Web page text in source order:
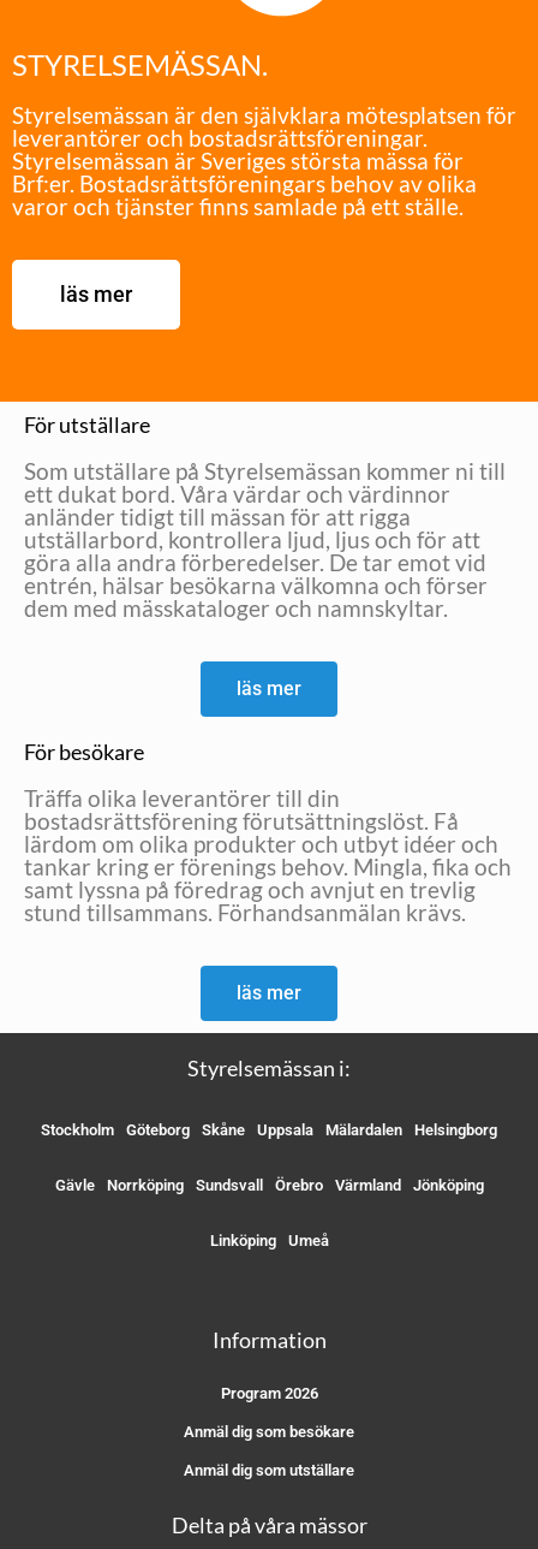
STYRELSEMÄSSAN.
Styrelsemässan är den självklara mötesplatsen för
leverantörer och bostadsrättsföreningar.
Styrelsemässan är Sveriges största mässa för
Brf:er. Bostadsrättsföreningars behov av olika
varor och tjänster finns samlade på ett ställe.
läs mer
För utställare
Som utställare på Styrelsemässan kommer ni till
ett dukat bord. Våra värdar och värdinnor
anländer tidigt till mässan för att rigga
utställarbord, kontrollera ljud, ljus och för att
göra alla andra förberedelser. De tar emot vid
entrén, hälsar besökarna välkomna och förser
dem med mässkataloger och namnskyltar.
läs mer
För besökare
Träffa olika leverantörer till din
bostadsrättsförening förutsättningslöst. Få
lärdom om olika produkter och utbyt idéer och
tankar kring er förenings behov. Mingla, fika och
samt lyssna på föredrag och avnjut en trevlig
stund tillsammans. Förhandsanmälan krävs.
läs mer
Styrelsemässan i:
Stockholm Göteborg Skåne Uppsala Mälardalen Helsingborg
Gävle Norrköping Sundsvall Örebro Värmland Jönköping
Linköping Umeå
Information
Program 2026
Anmäl dig som besökare
Anmäl dig som utställare
Delta på våra mässor